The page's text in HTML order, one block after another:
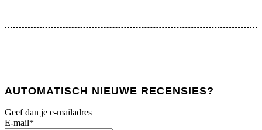
AUTOMATISCH NIEUWE RECENSIES?
Geef dan je e-mailadres
E-mail*